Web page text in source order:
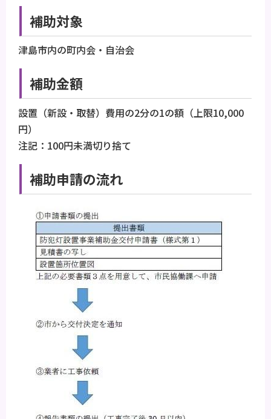
補助対象
津島市内の町内会・自治会
補助金額
設置（新設・取替）費用の2分の1の額（上限10,000
円）
注記：100円未満切り捨て
補助申請の流れ